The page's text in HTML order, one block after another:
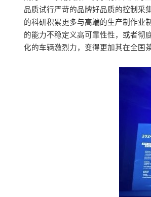
品质试行严苛的品牌好品质的控制采
的科研积累更多与高端的生产制作业
的能力不稳定义高可靠性性，或者彻
化的车辆激烈力，变得更加其在全国